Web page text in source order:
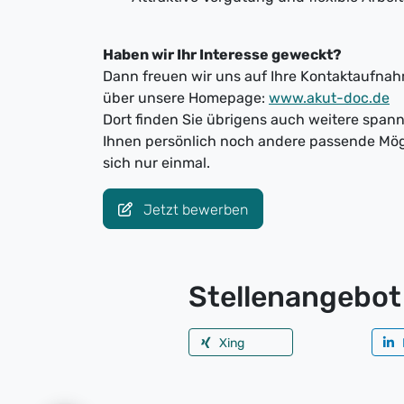
Haben wir Ihr Interesse geweckt?
Dann freuen wir uns auf Ihre
über unsere Homepage: www.akut-doc.de
Dort finden Sie übrigens auch weitere
Ihnen persönlich noch andere passende
sich nur einmal.
Jetzt bewerben
Xing